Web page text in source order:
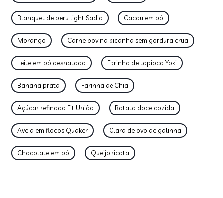
Blanquet de peru light Sadia Cacau em pó
Morango Carne bovina picanha sem gordura crua
Leite em pó desnatado Farinha de tapioca Yoki
Banana prata Farinha de Chia
Açúcar refinado Fit União Batata doce cozida
Aveia em flocos Quaker Clara de ovo de galinha
Chocolate em pó Queijo ricota